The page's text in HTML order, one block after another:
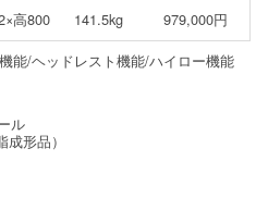
高800 141.5kg
979,000円
能/ヘッドレスト機能/ハイロー機能
ル
形品）